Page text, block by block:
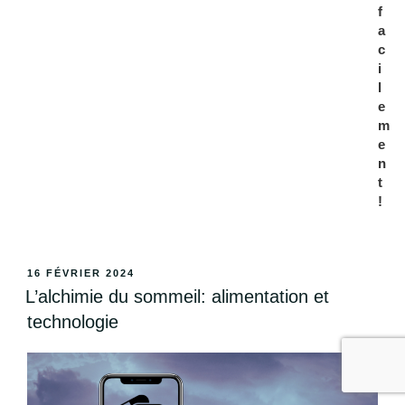
f
a
c
i
l
e
m
e
n
t
!
16 FÉVRIER 2024
L’alchimie du sommeil: alimentation et
technologie